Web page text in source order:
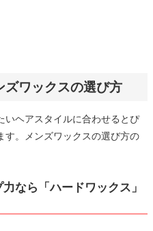
ズワックスの選び方
いヘアスタイルに合わせるとぴ
す。メンズワックスの選び方の
なら「ハードワックス」